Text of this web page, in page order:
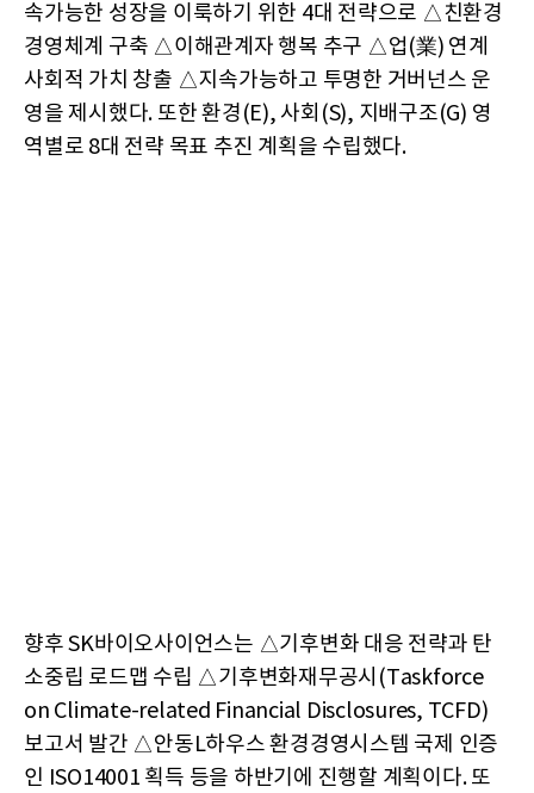
속가능한 성장을 이룩하기 위한 4대 전략으로 △친환경
경영체계 구축 △이해관계자 행복 추구 △업(業) 연계
사회적 가치 창출 △지속가능하고 투명한 거버넌스 운
영을 제시했다. 또한 환경(E), 사회(S), 지배구조(G) 영
역별로 8대 전략 목표 추진 계획을 수립했다.
향후 SK바이오사이언스는 △기후변화 대응 전략과 탄
소중립 로드맵 수립 △기후변화재무공시(Taskforce
on Climate-related Financial Disclosures, TCFD)
보고서 발간 △안동L하우스 환경경영시스템 국제 인증
인 ISO14001 획득 등을 하반기에 진행할 계획이다. 또